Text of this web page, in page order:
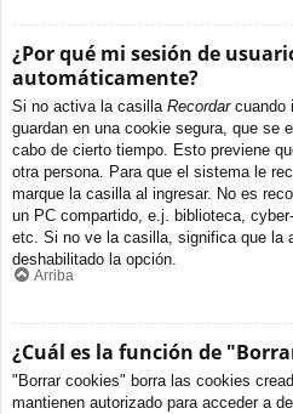
¿Por qué mi sesión de
automáticamente?
Si no activa la casilla Recordarcuando
guardan en una cookie segura, que se
cabo de cierto tiempo. Esto previene
otra persona. Para que el sistema le
marque la casilla al ingresar. No es
un PC compartido, e.j. biblioteca,
etc. Si no ve la casilla, significa que la
deshabilitado la opción.
Arriba
¿Cuál es la función de
"Borrar cookies" borra las cookies
mantienen autorizado para acceder a